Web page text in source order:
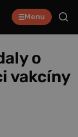
Menu
o
vakcíny